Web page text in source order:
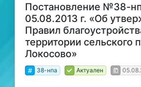
Постановление №38-
05.08.2013 г. «Об
Правил
территории сельского
Локосово»
38-нпа Актуален